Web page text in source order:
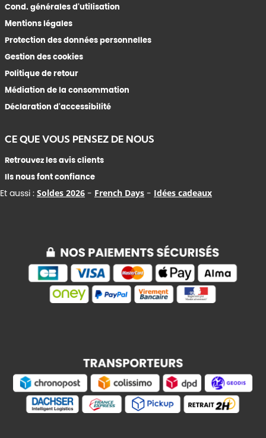
Cond. générales d'utilisation
Mentions légales
Protection des données personnelles
Gestion des cookies
Politique de retour
Médiation de la consommation
Déclaration d'accessibilité
CE QUE VOUS PENSEZ DE NOUS
Retrouvez les avis clients
Ils nous font confiance
Et aussi : Soldes 2026 - French Days - Idées cadeaux